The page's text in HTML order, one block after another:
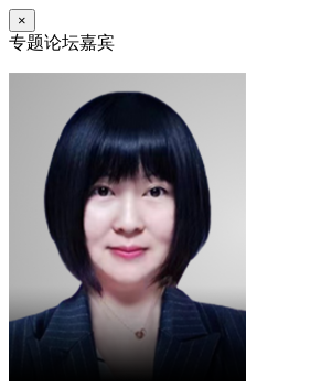
×
专题论坛嘉宾